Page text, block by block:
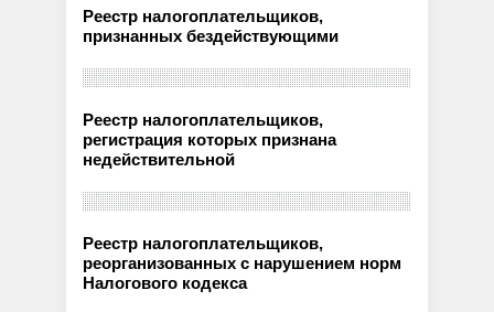
Реестр налогоплательщиков,
признанных бездействующими
Реестр налогоплательщиков,
регистрация которых признана
недействительной
Реестр налогоплательщиков,
реорганизованных с нарушением норм
Налогового кодекса